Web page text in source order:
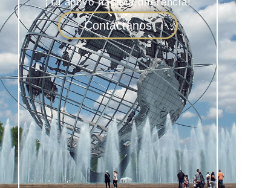
Contáctanos